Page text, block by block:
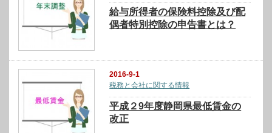
給与所得者の保険料控除及び配
偶者特別控除の申告書とは？
2016-9-1
税務と会社に関する情報
平成２9年度静岡県最低賃金の
改正